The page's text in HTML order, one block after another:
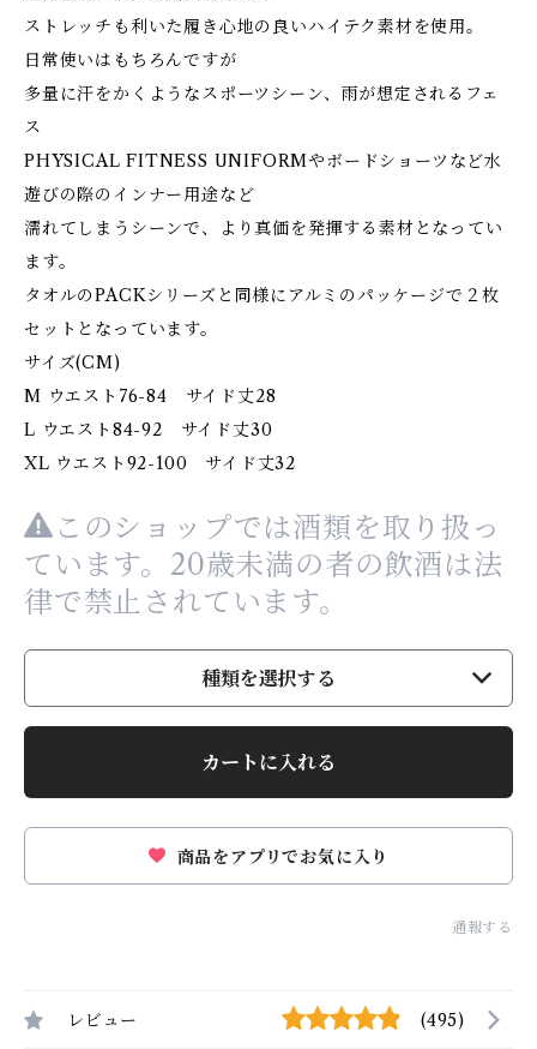
ストレッチも利いた履き心地の良いハイテク素材を使用。
日常使いはもちろんですが
多量に汗をかくようなスポーツシーン、雨が想定されるフェ
ス
PHYSICAL FITNESS UNIFORMやボードショーツなど水
遊びの際のインナー用途など
濡れてしまうシーンで、より真価を発揮する素材となってい
ます。
タオルのPACKシリーズと同様にアルミのパッケージで２枚
セットとなっています。
サイズ(CM)
M ウエスト76-84 サイド丈28
L ウエスト84-92 サイド丈30
XL ウエスト92-100 サイド丈32
このショップでは酒類を取り扱っ
ています。20歳未満の者の飲酒は法
律で禁止されています。
種類を選択する
カートに入れる
商品をアプリでお気に入り
通報する
レビュー (495)